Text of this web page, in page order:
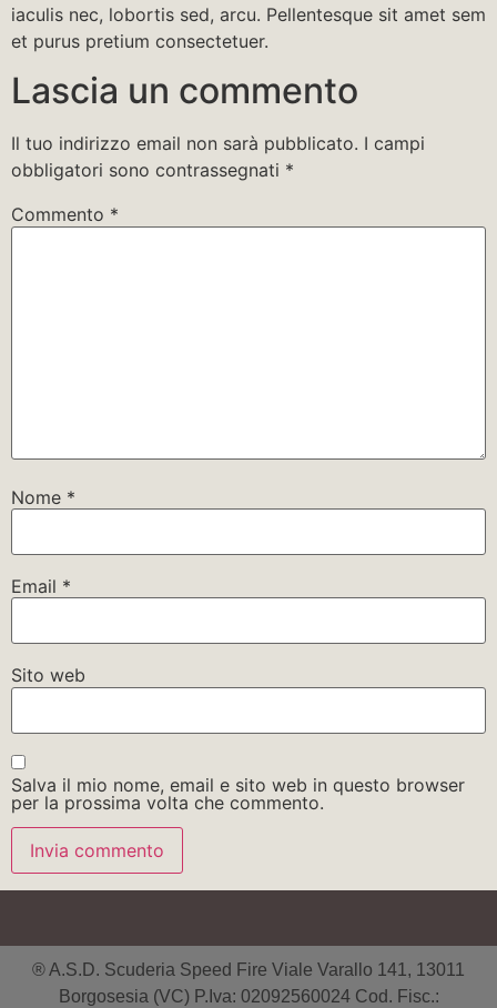
iaculis nec, lobortis sed, arcu. Pellentesque sit amet sem
et purus pretium consectetuer.
Lascia un commento
Il tuo indirizzo email non sarà pubblicato. I campi
obbligatori sono contrassegnati *
Commento *
Nome *
Email *
Sito web
Salva il mio nome, email e sito web in questo browser
per la prossima volta che commento.
® A.S.D. Scuderia Speed Fire Viale Varallo 141, 13011
Borgosesia (VC) P.Iva: 02092560024 Cod. Fisc.: